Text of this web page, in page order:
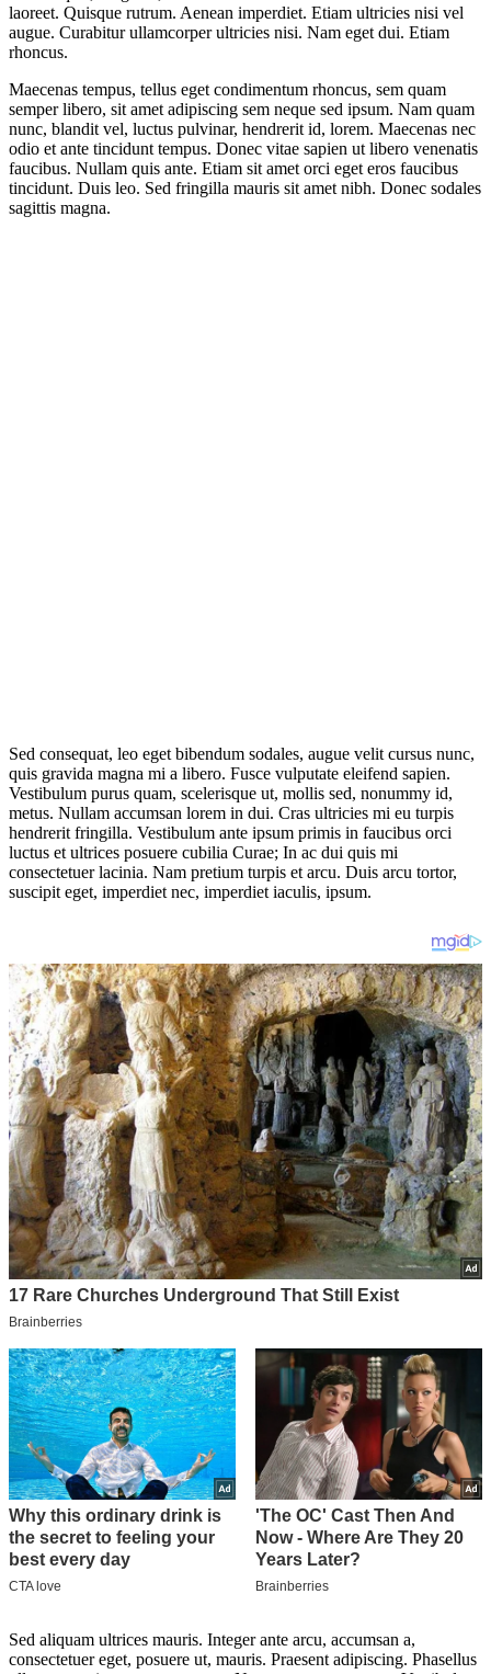
laoreet. Quisque rutrum. Aenean imperdiet. Etiam ultricies nisi vel
augue. Curabitur ullamcorper ultricies nisi. Nam eget dui. Etiam
rhoncus.
Maecenas tempus, tellus eget condimentum rhoncus, sem quam
semper libero, sit amet adipiscing sem neque sed ipsum. Nam quam
nunc, blandit vel, luctus pulvinar, hendrerit id, lorem. Maecenas nec
odio et ante tincidunt tempus. Donec vitae sapien ut libero venenatis
faucibus. Nullam quis ante. Etiam sit amet orci eget eros faucibus
tincidunt. Duis leo. Sed fringilla mauris sit amet nibh. Donec sodales
sagittis magna.
Sed consequat, leo eget bibendum sodales, augue velit cursus nunc,
quis gravida magna mi a libero. Fusce vulputate eleifend sapien.
Vestibulum purus quam, scelerisque ut, mollis sed, nonummy id,
metus. Nullam accumsan lorem in dui. Cras ultricies mi eu turpis
hendrerit fringilla. Vestibulum ante ipsum primis in faucibus orci
luctus et ultrices posuere cubilia Curae; In ac dui quis mi
consectetuer lacinia. Nam pretium turpis et arcu. Duis arcu tortor,
suscipit eget, imperdiet nec, imperdiet iaculis, ipsum.
Sed aliquam ultrices mauris. Integer ante arcu, accumsan a,
consectetuer eget, posuere ut, mauris. Praesent adipiscing. Phasellus